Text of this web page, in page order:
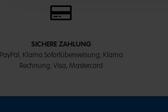
SICHERE ZAHLUNG
PayPal, Klarna Sofortüberweisung, Klarna
Rechnung, Visa, Mastercard